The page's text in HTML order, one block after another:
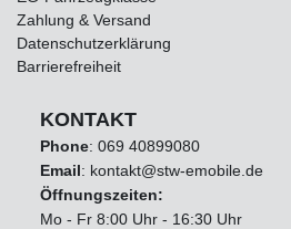
Zahlung & Versand
Datenschutzerklärung
Barrierefreiheit
KONTAKT
Phone: 069 40899080
Email: kontakt@stw-emobile.de
Öffnungszeiten:
Mo - Fr 8:00 Uhr - 16:30 Uhr